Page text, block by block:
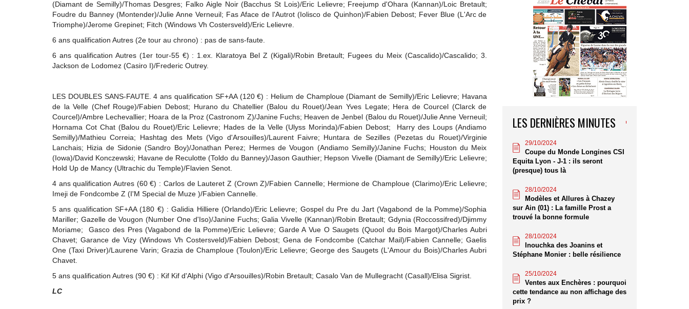
(Diamant de Semilly)/Thomas Desgres; Falko Aigle Noir (Bacchus St Lois)/Eric Lelievre; Freejump d'Ohara (Kannan)/Loic Bretault;
Foudre du Banney (Montender)/Julie Anne Verneuil; Fas Aface de l'Autrot (Iolisco de Quinhon)/Fabien Debost; Fever Blue (L'Arc de
Triomphe)/Jerome Grepinet; Fitch (Windows Vh Costersveld)/Eric Lelievre.
6 ans qualification Autres (2e tour au chrono) : pas de sans-faute.
6 ans qualification Autres (1er tour-55 €) : 1.ex. Klaratoya Bel Z (Kigali)/Robin Bretault; Fugees du Meix (Cascalido)/Cascalido; 3.
Jackson de Lodomez (Casiro I)/Frederic Outrey.
LES DOUBLES SANS-FAUTE. 4 ans qualification SF+AA (120 €) : Helium de Champloue (Diamant de Semilly)/Eric Lelievre; Havana
de la Velle (Chef Rouge)/Fabien Debost; Hurano du Chatellier (Balou du Rouet)/Jean Yves Legate; Hera de Courcel (Clarck de
Courcel)/Ambre Lechevallier; Hoara de la Proz (Castronom Z)/Janine Fuchs; Heaven de Jenbel (Balou du Rouet)/Julie Anne Verneuil;
Hornama Cot Chat (Balou du Rouet)/Eric Lelievre; Hades de la Velle (Ulyss Morinda)/Fabien Debost; Harry des Loups (Andiamo
Semilly)/Mathieu Correia; Hashtag des Mets (Vigo d'Arsouilles)/Laurent Faivre; Huntara de Sezilles (Pezetas du Rouet)/Virginie
Lanchais; Hizia de Sidonie (Sandro Boy)/Jonathan Perez; Hermes de Vougon (Andiamo Semilly)/Janine Fuchs; Houston du Meix
(Iowa)/David Konczewski; Havane de Reculotte (Toldo du Banney)/Jason Gauthier; Hepson Vivelle (Diamant de Semilly)/Eric Lelievre;
Hold Up de Mancy (Ultrachic du Temple)/Flavien Senot.
4 ans qualification Autres (60 €) : Carlos de Lauteret Z (Crown Z)/Fabien Cannelle; Hermione de Champloue (Clarimo)/Eric Lelievre;
Imeji de Fondcombe Z (I'M Special de Muze )/Fabien Cannelle.
5 ans qualification SF+AA (180 €) : Galidia Hilliere (Orlando)/Eric Lelievre; Gospel du Pre du Jart (Vagabond de la Pomme)/Sophia
Mariller; Gazelle de Vougon (Number One d'Iso)/Janine Fuchs; Galia Vivelle (Kannan)/Robin Bretault; Gdynia (Roccossifred)/Djimmy
Moriame; Gasco des Pres (Vagabond de la Pomme)/Eric Lelievre; Garde A Vue O Saugets (Quool du Bois Margot)/Charles Aubri
Chavet; Garance de Vizy (Windows Vh Costersveld)/Fabien Debost; Gena de Fondcombe (Catchar Mail)/Fabien Cannelle; Gaelis
One (Taxi Driver)/Laurene Varin; Grazia de Champloue (Toulon)/Eric Lelievre; George des Saugets (L'Amour du Bois)/Charles Aubri
Chavet.
5 ans qualification Autres (90 €) : Kif Kif d'Alphi (Vigo d'Arsouilles)/Robin Bretault; Casalo Van de Mullegracht (Casall)/Elisa Sigrist.
LC
LES DERNIÈRES MINUTES
29/10/2024
Coupe du Monde Longines CSI
Equita Lyon - J-1 : ils seront
(presque) tous là
28/10/2024
Modèles et Allures à Chazey
sur Ain (01) : La famille Prost a
trouvé la bonne formule
28/10/2024
Inouchka des Joanins et
Stéphane Monier : belle résilience
25/10/2024
Ventes aux Enchères : pourquoi
cette tendance au non affichage des
prix ?